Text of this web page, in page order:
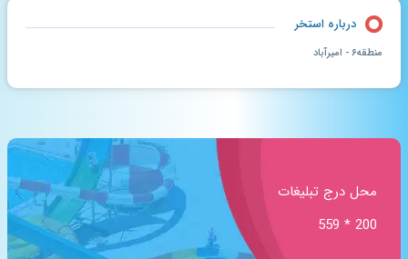
درباره استخر
منطقه۶ - امیرآباد
محل درج تبلیغات
200 * 559